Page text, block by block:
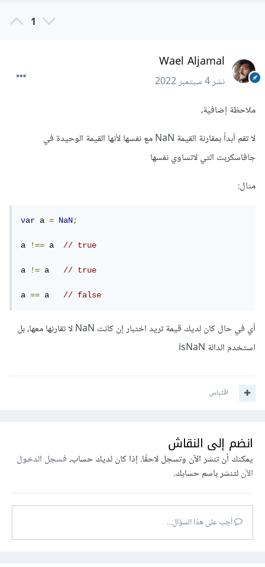
1
Wael Aljamal
نشر4 سبتمبر 2022
ملاحظة إضافية،
لا تقم أبداً بمقارنة القيمة NaN مع نفسها لأنها القيمة الوحيدة في
جافاسكربت التي لاتساوي نفسها
مثال:
var a = NaN;
a !== a // true
a != a // true
a == a // false
أي في حال كان لديك قيمة تريد اختبار إن كانت NaN لا تقارنها معها، بل
استخدم الدالة isNaN
اقتباس
انضم إلى النقاش
يمكنك أن تنشر الآن وتسجل لاحقًا. إذا كان لديك حساب،فسجل الدخول
الآنلتنشر باسم حسابك.
أجب على هذا السؤال...